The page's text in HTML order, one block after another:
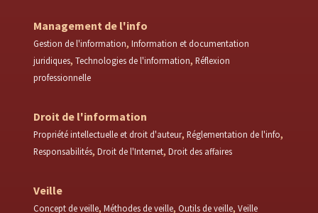
Management de l'info
Gestion de l'information Information et documentation
juridiques Technologies de l'information Réflexion
professionnelle
Droit de l'information
Propriété intellectuelle et droit d'auteur Réglementation de l'info
Responsabilités Droit de l'Internet Droit des affaires
Veille
Concept de veille Méthodes de veille Outils de veille Veille